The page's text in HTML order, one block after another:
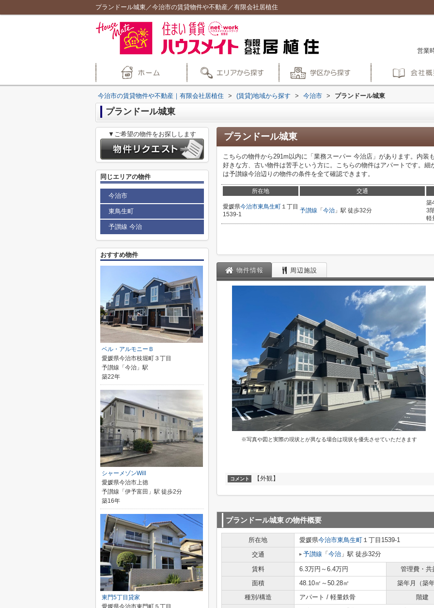
プランドール城東／今治市の賃貸物件や不動産／有限会社居植住
営業
今治市の賃貸物件や不動産｜有限会社居植住 > (賃貸)地域から探す > 今治市 > プランドール城東
プランドール城東
プランドール城東
こちらの物件から291m以内に「業務スーパー 今治店」があります。内装
好きな方、古い物件は苦手という方に。こちらの物件はアパートです。
は予讃線今治辺りの物件の条件を全て確認できます。
所在地 交通
愛媛県今治市東鳥生町 １丁目
1539-1
予讃線 「 今治 」駅 徒歩32分
築
3
軽
物件情報 周辺施設
※写真や図と実際の現状とが異なる場合は現状を優先させていただきます
コメント 【外観】
プランドール城東の物件概要
所在地 愛媛県今治市東鳥生町 １丁目1539-1
交通
予讃線 「 今治 」駅 徒歩32分
賃料 6.3万円～6.4万円
管理費・共
面積
48.10㎡～50.28㎡
築年月（築
種別/構造
アパート / 軽量鉄骨 階建
▼ご希望の物件をお探しします
同じエリアの物件
今治市
東鳥生町
予讃線 今治
おすすめ物件
ベル・アルモニーＢ
愛媛県今治市枝堀町３丁目
予讃線「今治」駅
築22年
シャーメゾンWill
愛媛県今治市上徳
予讃線「伊予富田」駅 徒歩2分
築16年
東門5丁目貸家
愛媛県今治市東門町５丁目